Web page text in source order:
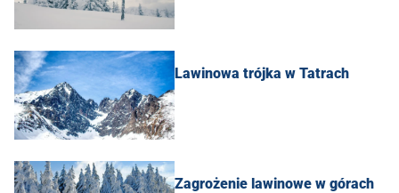
Lawinowa trójka w Tatrach
Zagrożenie lawinowe w górach